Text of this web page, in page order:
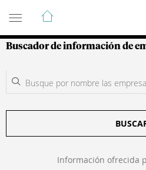
Guía de Empresas
Buscador de información de
Información ofrecida